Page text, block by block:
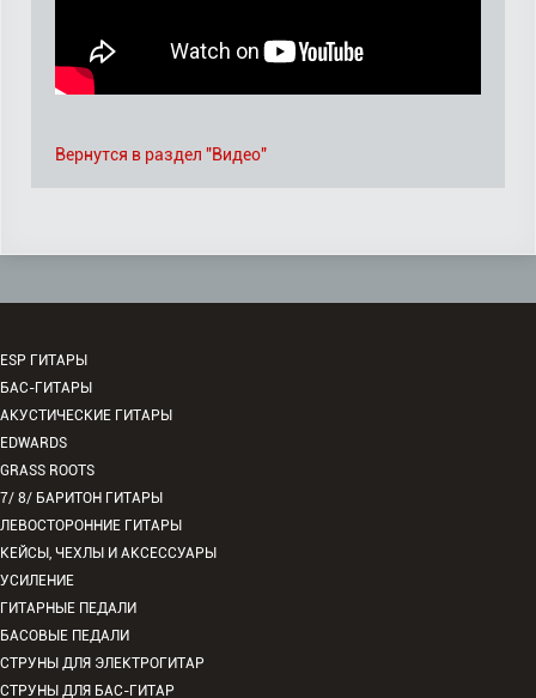
Вернутся в раздел "Видео"
ESP ГИТАРЫ
БАС-ГИТАРЫ
АКУСТИЧЕСКИЕ ГИТАРЫ
EDWARDS
GRASS ROOTS
7/ 8/ БАРИТОН ГИТАРЫ
ЛЕВОСТОРОННИЕ ГИТАРЫ
КЕЙСЫ, ЧЕХЛЫ И АКСЕССУАРЫ
УСИЛЕНИЕ
ГИТАРНЫЕ ПЕДАЛИ
БАСОВЫЕ ПЕДАЛИ
СТРУНЫ ДЛЯ ЭЛЕКТРОГИТАР
СТРУНЫ ДЛЯ БАС-ГИТАР